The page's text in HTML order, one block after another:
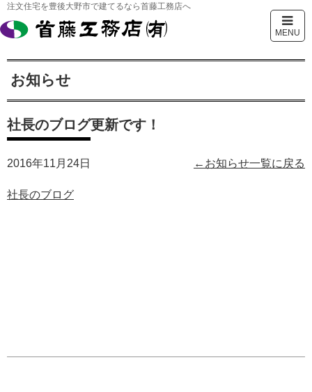
注文住宅を豊後大野市で建てるなら首藤工務店へ
MENU
お知らせ
社長のブログ更新です！
2016年11月24日 ←お知らせ一覧に戻る
社長のブログ